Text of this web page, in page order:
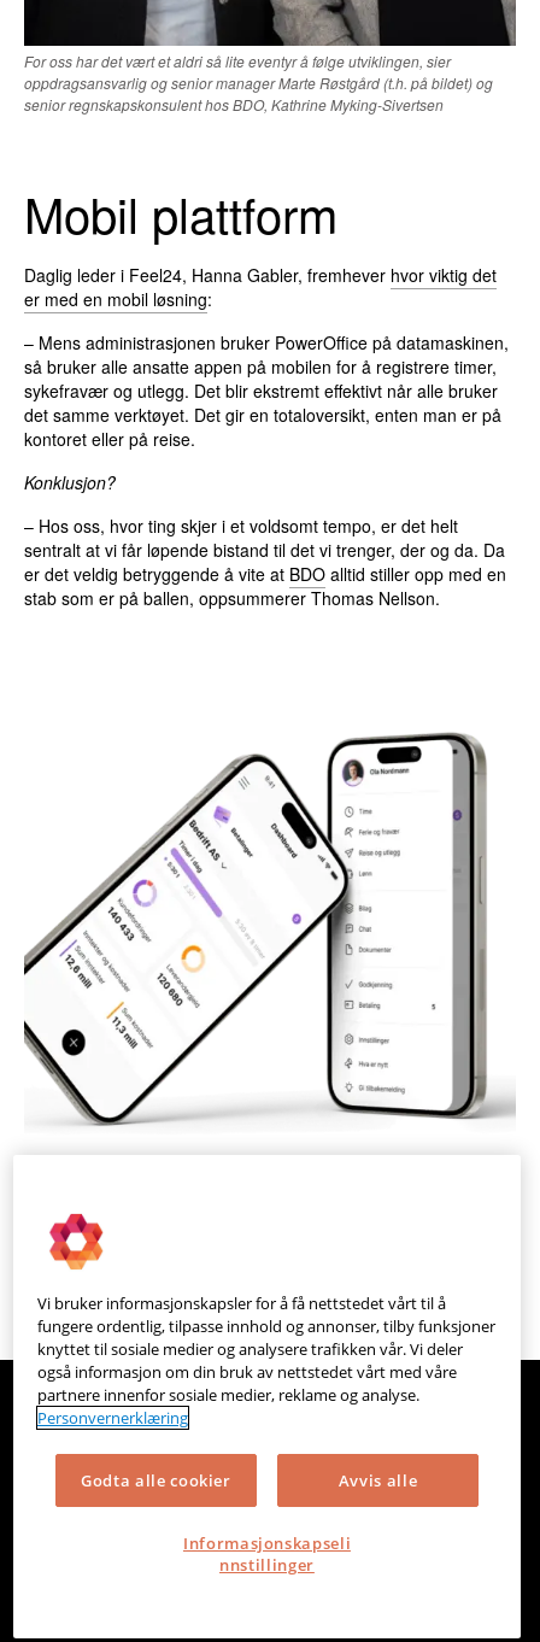
For oss har det vært et aldri så lite eventyr å følge utviklingen, sier
oppdragsansvarlig og senior manager Marte Røstgård (t.h. på bildet) og
senior regnskapskonsulent hos BDO, Kathrine Myking-Sivertsen
Mobil plattform
Daglig leder i Feel24, Hanna Gabler, fremhever hvor viktig det
er med en mobil løsning:
– Mens administrasjonen bruker PowerOffice på datamaskinen,
så bruker alle ansatte appen på mobilen for å registrere timer,
sykefravær og utlegg. Det blir ekstremt effektivt når alle bruker
det samme verktøyet. Det gir en totaloversikt, enten man er på
kontoret eller på reise.
Konklusjon?
– Hos oss, hvor ting skjer i et voldsomt tempo, er det helt
sentralt at vi får løpende bistand til det vi trenger, der og da. Da
er det veldig betryggende å vite at BDO alltid stiller opp med en
stab som er på ballen, oppsummerer Thomas Nellson.
ansatte appen for å registrere timer, syke- fravær og utlegg.
Befriendeenkelt
regnskaps
Vi bruker informasjonskapsler for å få nettstedet vårt til å
fungere ordentlig, tilpasse innhold og annonser, tilby funksjoner
knyttet til sosiale medier og analysere trafikken vår. Vi deler
også informasjon om din bruk av nettstedet vårt med våre
partnere innenfor sosiale medier, reklame og analyse.
Personvernerklæring
Godta alle cookier Avvis alle
Informasjonskapseli
nnstillinger